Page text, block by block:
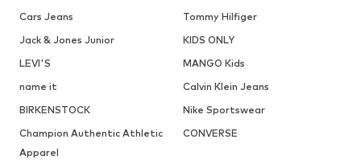
Cars Jeans
Tommy Hilfiger
Jack & Jones Junior
KIDS ONLY
LEVI'S
MANGO Kids
name it
Calvin Klein Jeans
BIRKENSTOCK
Nike Sportswear
Champion Authentic Athletic
Apparel
CONVERSE